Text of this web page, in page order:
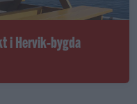
i Hervik-bygda